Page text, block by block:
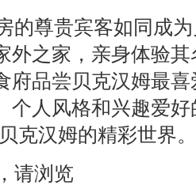
的尊贵宾客如同成
外之家，亲身体验
府品尝贝克汉姆最
个人风格和兴趣爱
克汉姆的精彩世界。
请浏览